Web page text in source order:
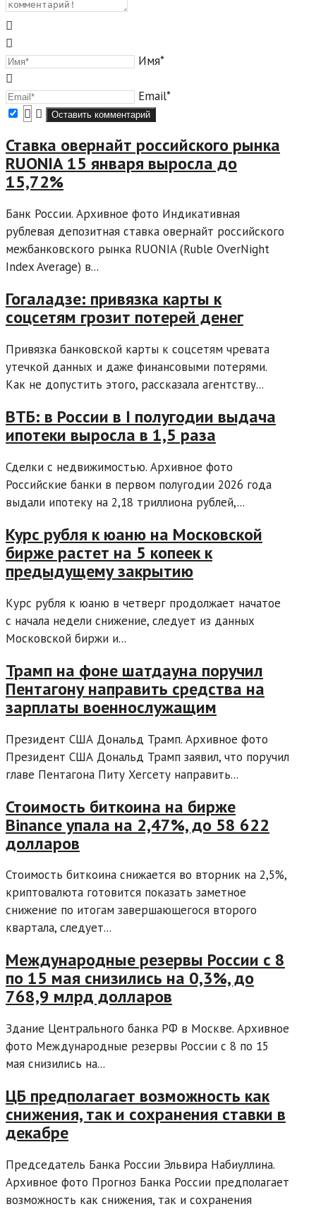
Имя*
Email*
Ставка овернайт российского рынка
RUONIA 15 января выросла до
15,72%
Банк России. Архивное фото Индикативная
рублевая депозитная ставка овернайт российского
межбанковского рынка RUONIA (Ruble OverNight
Index Average) в...
Гогаладзе: привязка карты к
соцсетям грозит потерей денег
Привязка банковской карты к соцсетям чревата
утечкой данных и даже финансовыми потерями.
Как не допустить этого, рассказала агентству...
ВТБ: в России в I полугодии выдача
ипотеки выросла в 1,5 раза
Сделки с недвижимостью. Архивное фото
Российские банки в первом полугодии 2026 года
выдали ипотеку на 2,18 триллиона рублей,...
Курс рубля к юаню на Московской
бирже растет на 5 копеек к
предыдущему закрытию
Курс рубля к юаню в четверг продолжает начатое
с начала недели снижение, следует из данных
Московской биржи и...
Трамп на фоне шатдауна поручил
Пентагону направить средства на
зарплаты военнослужащим
Президент США Дональд Трамп. Архивное фото
Президент США Дональд Трамп заявил, что поручил
главе Пентагона Питу Хегсету направить...
Стоимость биткоина на бирже
Binance упала на 2,47%, до 58 622
долларов
Стоимость биткоина снижается во вторник на 2,5%,
криптовалюта готовится показать заметное
снижение по итогам завершающегося второго
квартала, следует...
Международные резервы России с 8
по 15 мая снизились на 0,3%, до
768,9 млрд долларов
Здание Центрального банка РФ в Москве. Архивное
фото Международные резервы России с 8 по 15
мая снизились на...
ЦБ предполагает возможность как
снижения, так и сохранения ставки в
декабре
Председатель Банка России Эльвира Набиуллина.
Архивное фото Прогноз Банка России предполагает
возможность как снижения, так и сохранения